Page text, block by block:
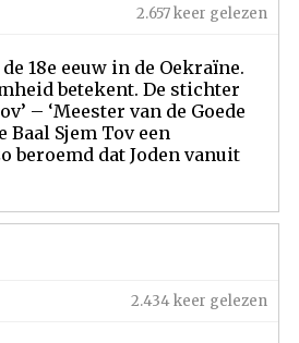
2.657 keer gelezen
18e eeuw in de Oekraïne.
betekent. De stichter
– ‘Meester van de Goede
Baal Sjem Tov een
beroemd dat Joden vanuit
2.434 keer gelezen